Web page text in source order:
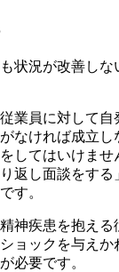
状況が改善しな
業員に対して自
なければ成立し
してはいけませ
返し面談をする
す。
神疾患を抱え
ョックを与えか
必要です。